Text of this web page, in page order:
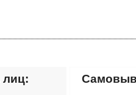
лиц: